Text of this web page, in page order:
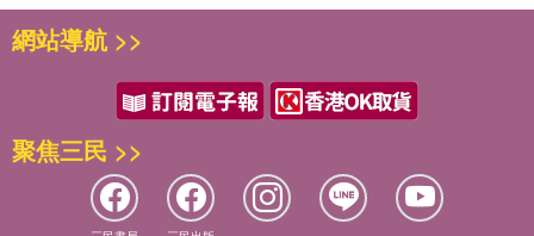
網站導航 >>
聚焦三民 >>